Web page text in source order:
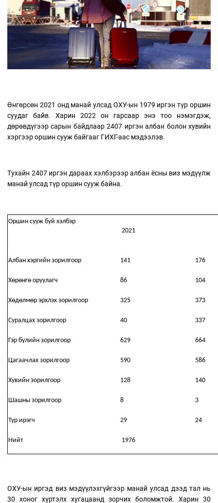
Өнгөрсөн 2021 онд манай улсад ОХУ-ын 1979 иргэн түр оршин
суудаг байв. Харин 2022 он гарсаар энэ тоо нэмэгдэж,
дөрөвдүгээр сарын байдлаар 2407 иргэн албан болон хувийн
хэргээр оршин сууж байгааг ГИХГ-аас мэдээлэв.
Тухайн 2407 иргэн дараах хэлбэрээр албан ёсны виз мэдүүлж
манай улсад түр оршин сууж байна.
Оршин сууж буй хэлбэр
2021
Албан хэргийн зорилгоор 141 176
Хөрөнгө оруулагч 86 104
Хөдөлмөр эрхлэх зорилгоор 325 373
Суралцах зорилгоор 40 337
Гэр бүлийн зорилгоор 629 664
Цагаачлах зорилгоор 590 586
Хувийн зорилгоор 128 140
Шашны зорилгоор 8 3
Түр ирэгч 29 24
Нийт 1976
ОХУ-ын иргэд виз мэдүүлэхгүйгээр манай улсад дээд тал нь
30 хоног хүртэлх хугацаанд зорчих боломжтой. Харин 30